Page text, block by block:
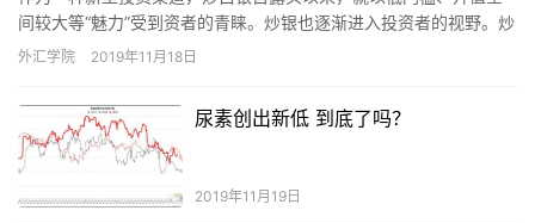
间较大等“魅力”受到资者的青睐。炒银也逐渐进入投资者的视野。炒
白银哪个平台好也逐渐受到人们关注。
外汇学院 2019年11月18日
尿素创出新低 到底了吗？
2019年11月19日